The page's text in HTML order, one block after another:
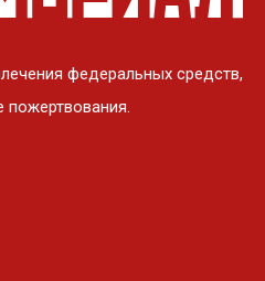
федеральных средств,
пожертвования.